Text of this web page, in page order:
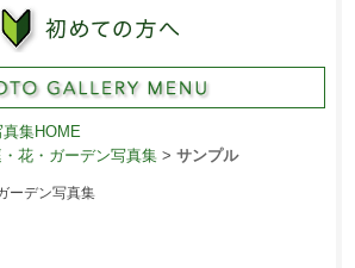
集HOME
花・ガーデン写真集> サンプル
ーデン写真集